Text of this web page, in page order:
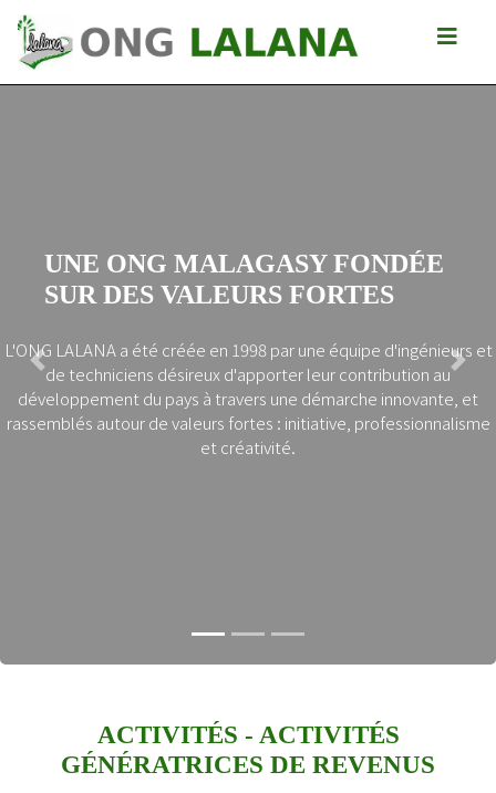
FONDÉE
FORTES
par une équipe d'ingénieurs et
leur contribution au
une démarche innovante, et
: initiative, professionnalisme
Augmentation de la mobilité
Rentabilisation des
Contribution à la
Soutien aux initiatives
pauvreté
L’amélioration de l’accès
économiques de base
Réduction des impacts
Previous Next
ACTIVITÉS - ACTIVITÉS
GÉNÉRATRICES DE REVENUS